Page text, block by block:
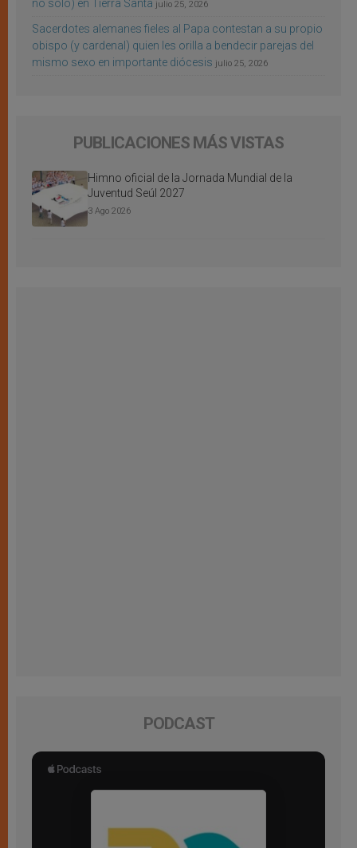
no sólo) en Tierra Santa julio 25, 2026
Sacerdotes alemanes fieles al Papa contestan a su propio
obispo (y cardenal) quien les orilla a bendecir parejas del
mismo sexo en importante diócesis julio 25, 2026
PUBLICACIONES MÁS VISTAS
Himno oficial de la Jornada Mundial de la
Juventud Seúl 2027
3 Ago 2026
PODCAST